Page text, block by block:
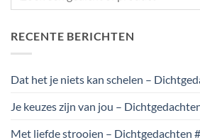
RECENTE BERICHTEN
Dat het je niets kan schelen –
Je keuzes zijn van jou –
Met liefde strooien – Dichtgedachten